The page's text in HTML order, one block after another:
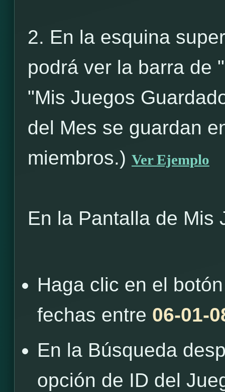
2. En la esquina
podrá ver la barra de
"Mis Juegos
del Mes se guardan
miembros.) Ver Ejemplo
En la Pantalla de Mis
Haga clic en el
fechas entre 06-01-
En la Búsqueda
opción de ID del